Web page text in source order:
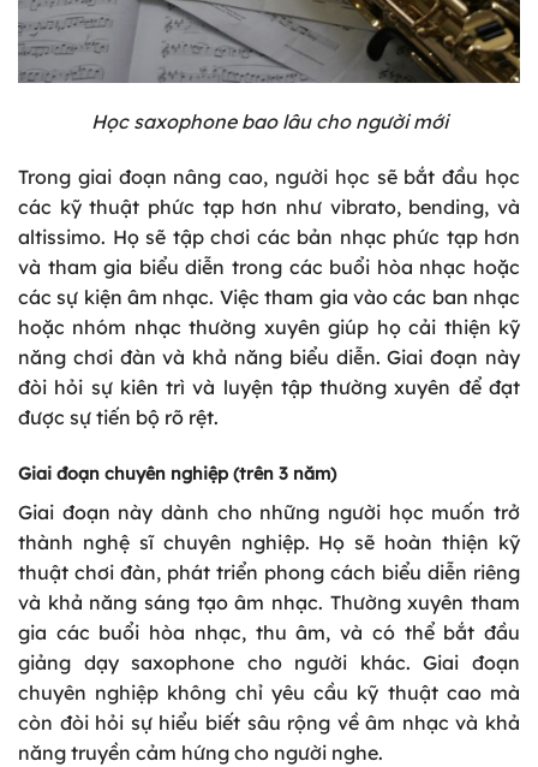
Học saxophone bao lâu cho người mới
Trong giai đoạn nâng cao, người học sẽ bắt đầu học
các kỹ thuật phức tạp hơn như vibrato, bending, và
altissimo. Họ sẽ tập chơi các bản nhạc phức tạp hơn
và tham gia biểu diễn trong các buổi hòa nhạc hoặc
các sự kiện âm nhạc. Việc tham gia vào các ban nhạc
hoặc nhóm nhạc thường xuyên giúp họ cải thiện kỹ
năng chơi đàn và khả năng biểu diễn. Giai đoạn này
đòi hỏi sự kiên trì và luyện tập thường xuyên để đạt
được sự tiến bộ rõ rệt.
Giai đoạn chuyên nghiệp (trên 3 năm)
Giai đoạn này dành cho những người học muốn trở
thành nghệ sĩ chuyên nghiệp. Họ sẽ hoàn thiện kỹ
thuật chơi đàn, phát triển phong cách biểu diễn riêng
và khả năng sáng tạo âm nhạc. Thường xuyên tham
gia các buổi hòa nhạc, thu âm, và có thể bắt đầu
giảng dạy saxophone cho người khác. Giai đoạn
chuyên nghiệp không chỉ yêu cầu kỹ thuật cao mà
còn đòi hỏi sự hiểu biết sâu rộng về âm nhạc và khả
năng truyền cảm hứng cho người nghe.